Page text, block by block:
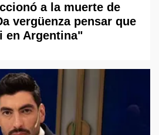
a la muerte de
vergüenza pensar que
en Argentina"